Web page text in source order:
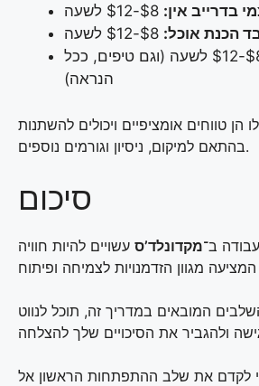
בדרייב אין:
הכנת אוכל:
‏$8-$12 לשעה (וגם טיפים, ככל
הנראה)
הן טווחים אומציפיים ויכולים להשתנות
בהתאם למיקום, ניסיון וגורמים נוספים.
סיכום
ב־מקדונלד’ס עשויים להיות חוויה
המובאים במדריך זה, תוכל לנווט
לקדם את שלב ההתפתחות הראשון אל